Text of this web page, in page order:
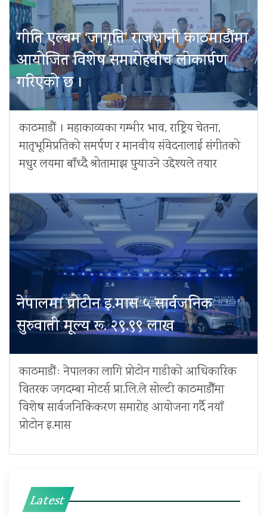
गीति एल्बम ‘जागृति’ राजधानी काठमाडौंमा
आयोजित विशेष समारोहबीच लोकार्पण
गरिएको छ ।
काठमाडौं । महाकाव्यका गम्भीर भाव, राष्ट्रिय चेतना,
मातृभूमिप्रतिको समर्पण र मानवीय संवेदनालाई संगीतको
मधुर लयमा बाँध्दै श्रोतामाझ पुर्‍याउने उद्देश्यले तयार
नेपालमा प्रोटोन इ.मास ५ सार्वजनिक
सुरुवाती मूल्य रू. २९.९९ लाख
काठमाडौंः नेपालका लागि प्रोटोन गाडीको आधिकारिक
वितरक जगदम्बा मोटर्स प्रा.लि.ले सोल्टी काठमाडौँमा
विशेष सार्वजनिकिकरण समारोह आयोजना गर्दै नयाँ
प्रोटोन इ.मास
Latest